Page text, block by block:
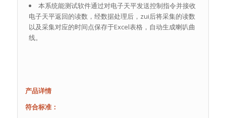
本系统能测试软件通过对电子天平发送控制指令并接收
电子天平返回的读数，经数据处理后，zui后将采集的读数
以及采集对应的时间点保存于Excel表格，自动生成喇叭曲
线。
产品详情
符合标准：